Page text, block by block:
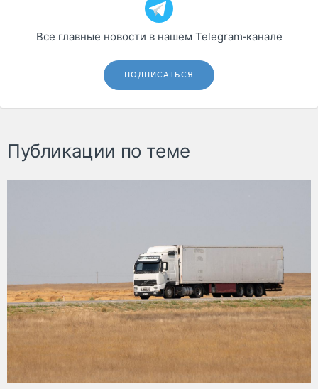
Все главные новости в нашем Telegram‑канале
ПОДПИСАТЬСЯ
Публикации по теме